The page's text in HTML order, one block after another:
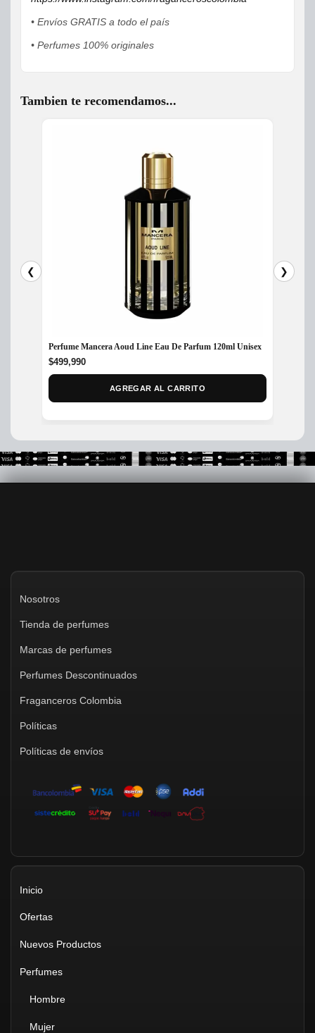
• Envíos GRATIS a todo el país
• Perfumes 100% originales
Tambien te recomendamos...
❮
Perfume Mancera Aoud Line Eau De Parfum 120ml Unisex
$499,990
AGREGAR AL CARRITO
❯
Nosotros
Tienda de perfumes
Marcas de perfumes
Perfumes Descontinuados
Fraganceros Colombia
Políticas
Políticas de envíos
Inicio
Ofertas
Nuevos Productos
Perfumes
Hombre
Mujer